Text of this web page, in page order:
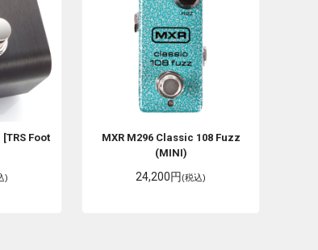
Foot
)
MXR M296 Classic 108 Fuzz
(MINI)
24,200円(税込)